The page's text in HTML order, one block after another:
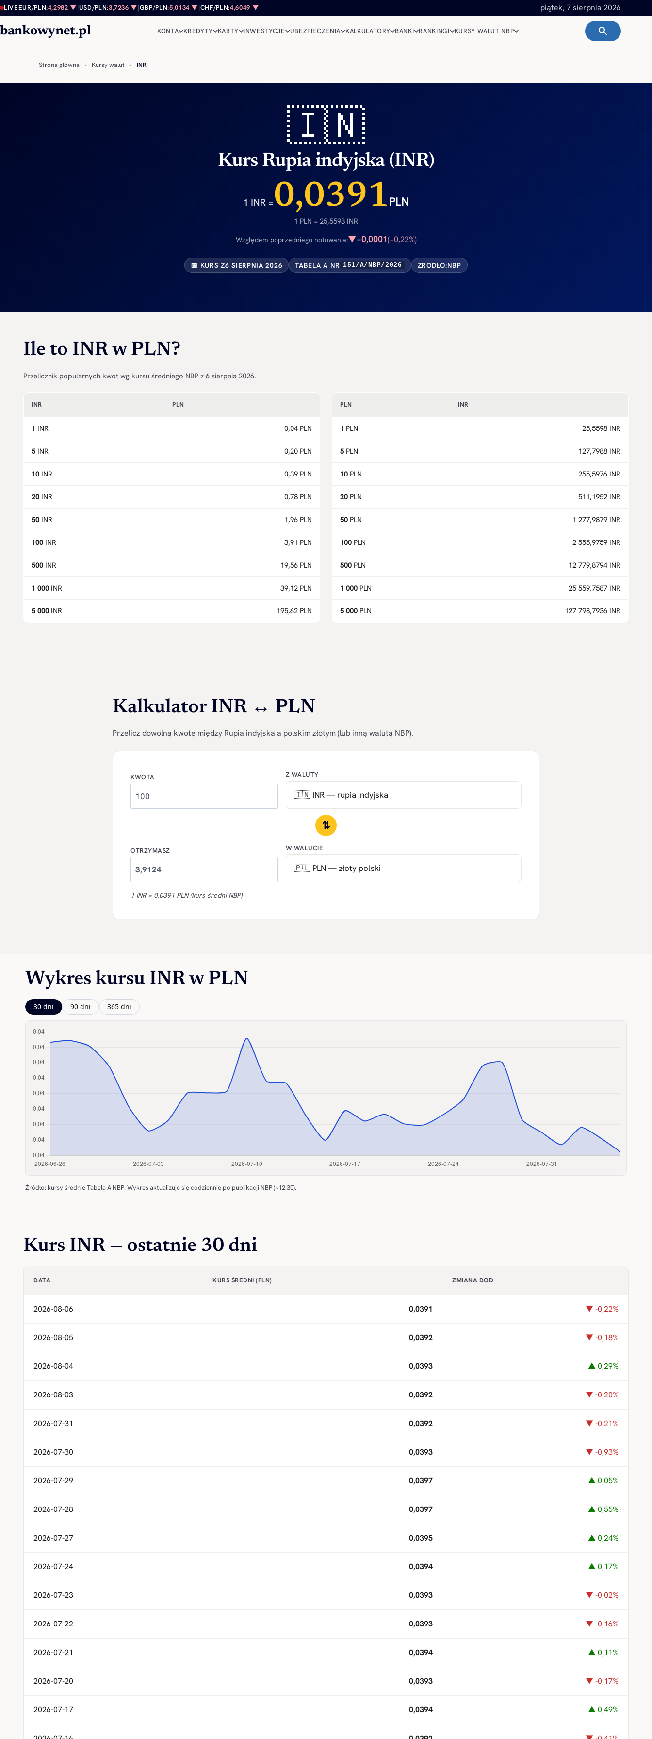
Przejdź do treści
LIVEEUR/PLN:4,2982 ▼|USD/PLN:3,7236 ▼|GBP/PLN:5,0134 ▼|CHF/PLN:4,6049 ▼ piątek, 7 sierpnia 2026
bankowynet.pl KONTA KREDYTY KARTY INWESTYCJE UBEZPIECZENIA KALKULATORY BANKI RANKINGI KURSY WALUT NBP search
Strona główna › Kursy walut › INR
🇮🇳
Kurs Rupia indyjska (INR)
1 INR =0,0391PLN
1 PLN = 25,5598 INR
Względem poprzedniego notowania:▼−0,0001(−0,22%)
📅 KURS Z6 SIERPNIA 2026 TABELA A NR 151/A/NBP/2026 ŹRÓDŁO:NBP
Ile to INR w PLN?
Przelicznik popularnych kwot wg kursu średniego NBP z 6 sierpnia 2026.
INR PLN
1 INR 0,04 PLN
5 INR 0,20 PLN
10 INR 0,39 PLN
20 INR 0,78 PLN
50 INR 1,96 PLN
100 INR 3,91 PLN
500 INR 19,56 PLN
1 000 INR 39,12 PLN
5 000 INR 195,62 PLN
PLN INR
1 PLN 25,5598 INR
5 PLN 127,7988 INR
10 PLN 255,5976 INR
20 PLN 511,1952 INR
50 PLN 1 277,9879 INR
100 PLN 2 555,9759 INR
500 PLN 12 779,8794 INR
1 000 PLN 25 559,7587 INR
5 000 PLN 127 798,7936 INR
Kalkulator INR ↔ PLN
Przelicz dowolną kwotę między Rupia indyjska a polskim złotym (lub inną walutą NBP).
KWOTA Z WALUTY
⇅
OTRZYMASZ W WALUCIE
1 INR = 0,0391 PLN (kurs średni NBP)
Wykres kursu INR w PLN
30 dni 90 dni 365 dni
Źródło: kursy średnie Tabela A NBP. Wykres aktualizuje się codziennie po publikacji NBP (~12:30).
Kurs INR — ostatnie 30 dni
DATA KURS ŚREDNI (PLN) ZMIANA DOD
2026-08-06 0,0391 ▼ -0,22%
2026-08-05 0,0392 ▼ -0,18%
2026-08-04 0,0393 ▲ 0,29%
2026-08-03 0,0392 ▼ -0,20%
2026-07-31 0,0392 ▼ -0,21%
2026-07-30 0,0393 ▼ -0,93%
2026-07-29 0,0397 ▲ 0,05%
2026-07-28 0,0397 ▲ 0,55%
2026-07-27 0,0395 ▲ 0,24%
2026-07-24 0,0394 ▲ 0,17%
2026-07-23 0,0393 ▼ -0,02%
2026-07-22 0,0393 ▼ -0,16%
2026-07-21 0,0394 ▲ 0,11%
2026-07-20 0,0393 ▼ -0,17%
2026-07-17 0,0394 ▲ 0,49%